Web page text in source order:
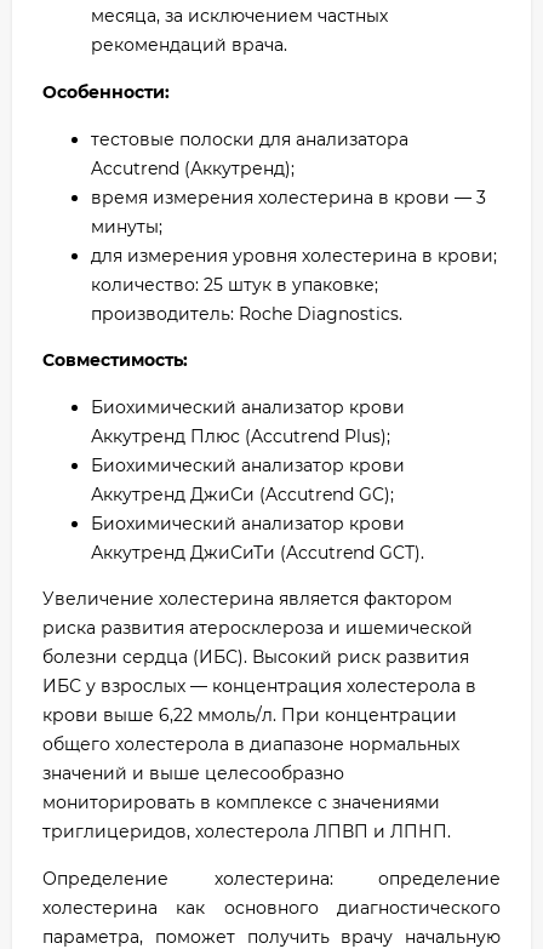
месяца, за исключением частных
рекомендаций врача.
Особенности:
тестовые полоски для анализатора
Accutrend (Аккутренд);
время измерения холестерина в крови — 3
минуты;
для измерения уровня холестерина в крови;
количество: 25 штук в упаковке;
производитель: Roche Diagnostics.
Совместимость:
Биохимический анализатор крови
Аккутренд Плюс (Accutrend Plus);
Биохимический анализатор крови
Аккутренд ДжиСи (Accutrend GC);
Биохимический анализатор крови
Аккутренд ДжиСиТи (Accutrend GCT).
Увеличение холестерина является фактором
риска развития атеросклероза и ишемической
болезни сердца (ИБС). Высокий риск развития
ИБС у взрослых — концентрация холестерола в
крови выше 6,22 ммоль/л. При концентрации
общего холестерола в диапазоне нормальных
значений и выше целесообразно
мониторировать в комплексе с значениями
триглицеридов, холестерола ЛПВП и ЛПНП.
Определение холестерина: определение
холестерина как основного диагностического
параметра, поможет получить врачу начальную